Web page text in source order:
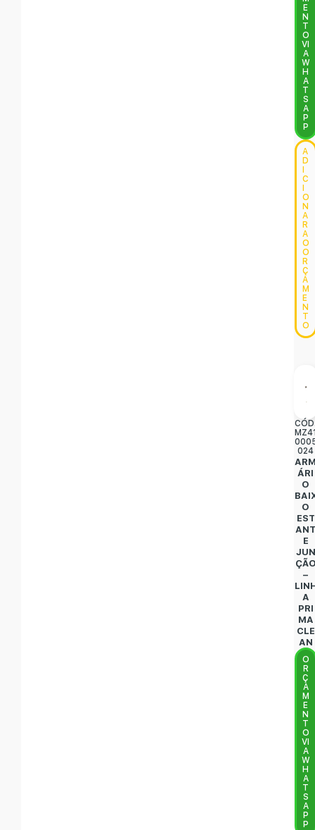
E
N
T
O
VI
A
W
H
A
T
S
A
P
P
A
D
C
O
N
A
R
A
O
O
R
Ç
A
M
E
N
T
O
024
ÁRI
O
O
EST
E
JUN
–
A
PRI
MA
CLE
AN
O
R
Ç
A
M
E
N
T
O
VI
A
W
H
A
T
S
A
P
P